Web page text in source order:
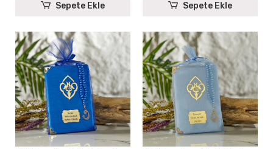
Sepete Ekle Sepete Ekle